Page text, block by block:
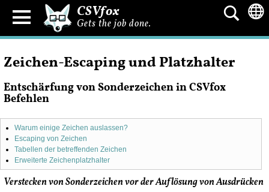
CSVfox
Gets the job done.
Zeichen-Escaping und Platzhalter
Entschärfung von Sonderzeichen in CSVfox
Befehlen
Warum einige Zeichen auslassen?
Escaping von Zeichen
Tabellen der betreffenden Zeichen
Erweiterte Zeichenplatzhalter
Verstecken von Sonderzeichen vor der Auflösung von Ausdrücken